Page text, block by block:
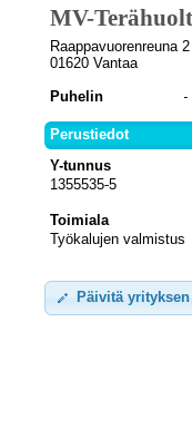
MV-
Raappavuorenreuna
01620 Vantaa
Puhelin
Perustiedot
Y-tunnus
1355535-5
Toimiala
Työkalujen valmistus
Päivitä